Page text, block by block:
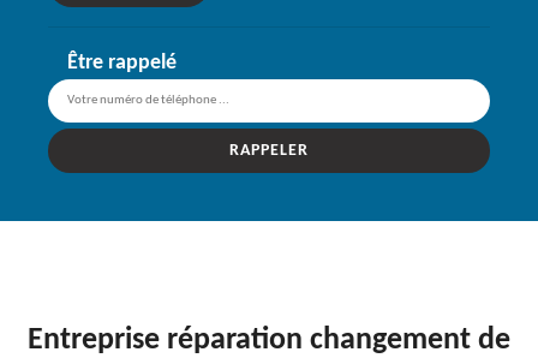
Être rappelé
Entreprise réparation changement de